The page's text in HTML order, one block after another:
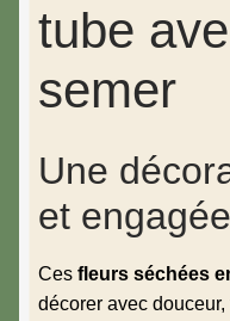
tube
semer
Une
et
Ces fleurs séchées
décorer avec